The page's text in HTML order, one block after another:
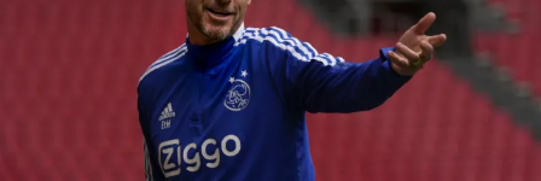
Baseball a softbal
Historické návraty